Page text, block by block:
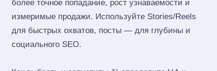
более точное попадание, рост узнаваемости и
измеримые продажи. Используйте Stories/Reels
для быстрых охватов, посты — для глубины и
социального SEO.